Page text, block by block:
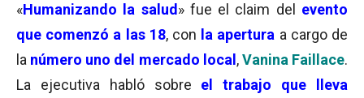
«Humanizando la salud » fue el claim del
evento
que comenzó a las 18, con la apertura a cargo de
la número uno del mercado local ,Vanina Faillace.
La ejecutiva habló sobre el trabajo que lleva